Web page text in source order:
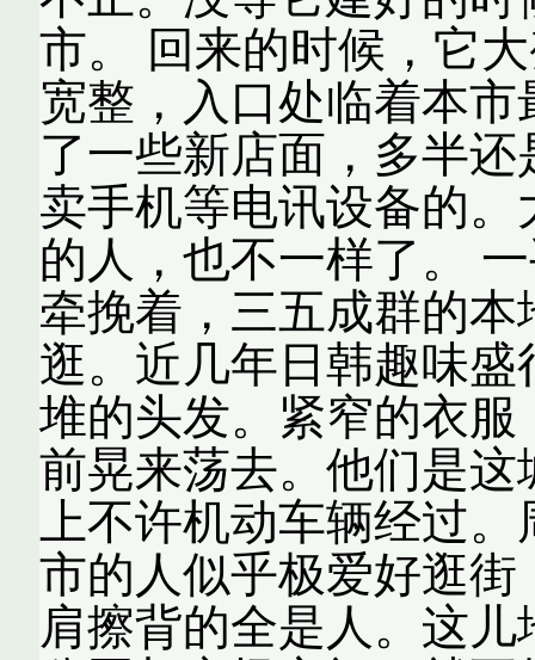
市。 回来的时候，它
宽整，入口处临着本
了一些新店面，多半
卖手机等电讯设备的
的人，也不一样了。
牵挽着，三五成群的
逛。近几年日韩趣味
堆的头发。紧窄的衣
前晃来荡去。他们是
上不许机动车辆经过
市的人似乎极爱好逛
肩擦背的全是人。这